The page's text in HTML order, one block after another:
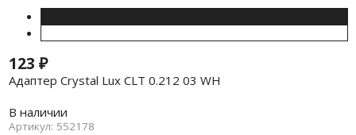
123 ₽
Адаптер Crystal Lux CLT 0.212 03 WH
В наличии
Артикул: 552178